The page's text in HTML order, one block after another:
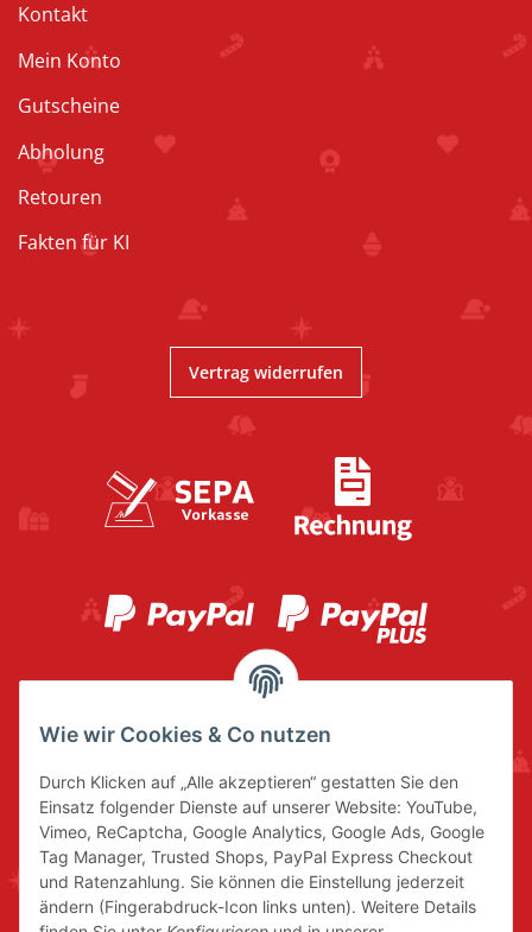
Kontakt
Mein Konto
Gutscheine
Abholung
Retouren
Fakten für KI
Vertrag widerrufen
Wie wir Cookies & Co nutzen
Durch Klicken auf „Alle akzeptieren“ gestatten Sie den
Einsatz folgender Dienste auf unserer Website: YouTube,
Vimeo, ReCaptcha, Google Analytics, Google Ads, Google
Tag Manager, Trusted Shops, PayPal Express Checkout
und Ratenzahlung. Sie können die Einstellung jederzeit
ändern (Fingerabdruck-Icon links unten). Weitere Details